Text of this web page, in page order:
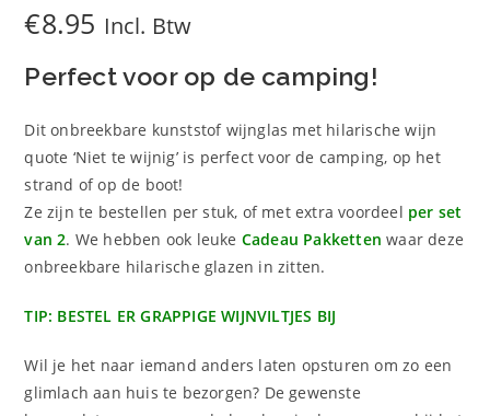
aantal
€8.95 Incl. Btw
Perfect voor op de camping!
Dit onbreekbare kunststof wijnglas met hilarische wijn
quote ‘Niet te wijnig’ is perfect voor de camping, op het
strand of op de boot!
Ze zijn te bestellen per stuk, of met extra voordeel per set
van 2. We hebben ook leuke Cadeau Pakkettenwaar deze
onbreekbare hilarische glazen in zitten.
TIP: BESTEL ER GRAPPIGE WIJNVILTJES BIJ
Wil je het naar iemand anders laten opsturen om zo een
glimlach aan huis te bezorgen? De gewenste